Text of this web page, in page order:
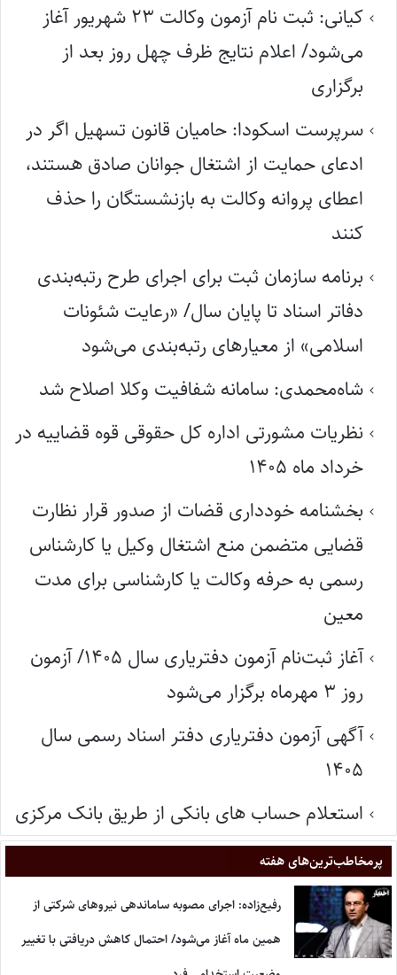
کیانی: ثبت نام آزمون وکالت ۲۳ شهریور آغاز
می‌شود/ اعلام نتایج ظرف چهل روز بعد از
برگزاری
سرپرست اسکودا: حامیان قانون تسهیل اگر در
ادعای حمایت از اشتغال جوانان صادق هستند،
اعطای پروانه وکالت به بازنشستگان را حذف
کنند
برنامه سازمان ثبت برای اجرای طرح رتبه‌بندی
دفاتر اسناد تا پایان سال/ «رعایت شئونات
اسلامی» از معیارهای رتبه‌بندی می‌شود
شاه‌محمدی: سامانه شفافیت وکلا اصلاح شد
نظریات مشورتی اداره کل حقوقی قوه قضاییه در
خرداد ماه ۱۴۰۵
بخشنامه خودداری قضات از صدور قرار نظارت
قضایی متضمن منع اشتغال وکیل یا کارشناس
رسمی به حرفه وکالت یا کارشناسی برای مدت
معین
آغاز ثبت‌نام آزمون دفتریاری سال ۱۴۰۵/ آزمون
روز ۳ مهرماه برگزار می‌شود
آگهی آزمون دفتریاری دفتر اسناد رسمی سال
۱۴۰۵
استعلام حساب های بانکی از طریق بانک مرکزی
پر‌مخاطب‌ترین‌های هفته
رفیع‌زاده: اجرای مصوبه ساماندهی نیروهای شرکتی از
همین ماه آغاز می‌شود/ احتمال کاهش دریافتی با تغییر